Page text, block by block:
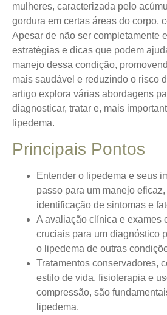
mulheres, caracterizada pelo
gordura em certas áreas do corpo,
Apesar de não ser completamente
estratégias e dicas que podem
manejo dessa condição,
mais saudável e reduzindo o risco
artigo explora várias abordagens
diagnosticar, tratar e, mais
lipedema.
Principais Pontos
Entender o lipedema e seus
passo para um manejo
identificação de sintomas e
A avaliação clínica e exames
cruciais para um diagnóstico
o lipedema de outras
Tratamentos conservadores,
estilo de vida, fisioterapia e
compressão, são
lipedema.